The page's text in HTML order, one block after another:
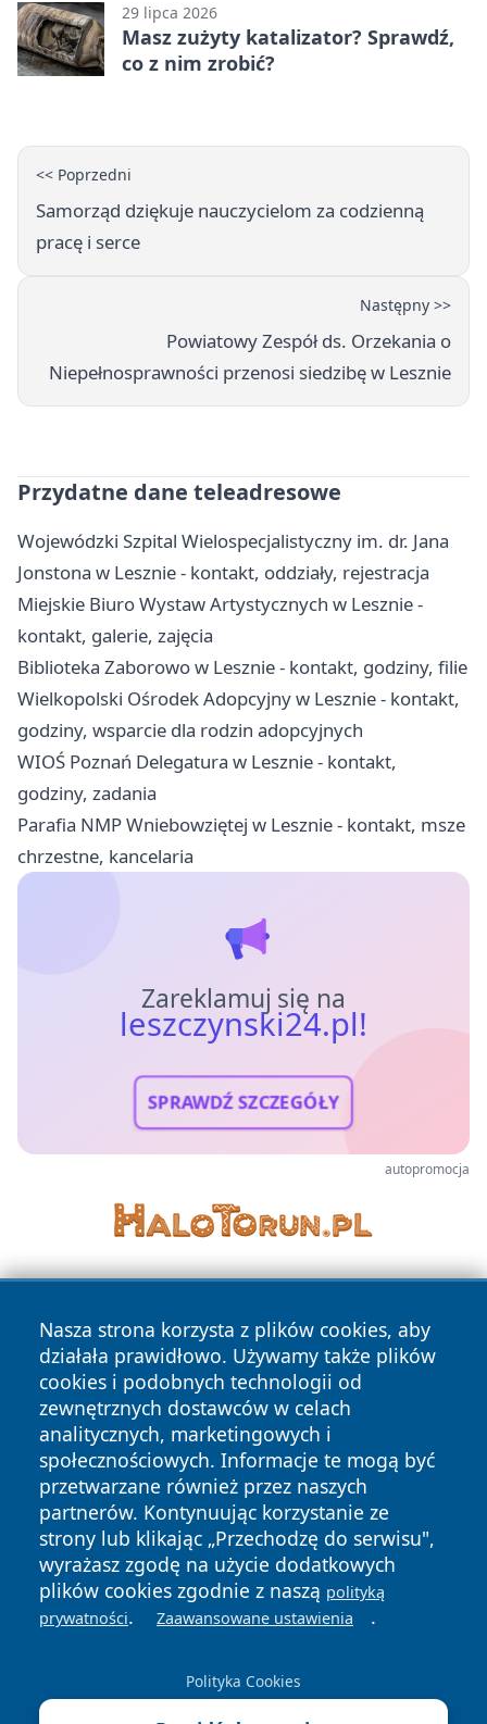
29 lipca 2026
Masz zużyty katalizator? Sprawdź,
co z nim zrobić?
<< Poprzedni
Samorząd dziękuje nauczycielom za codzienną
pracę i serce
Następny >>
Powiatowy Zespół ds. Orzekania o
Niepełnosprawności przenosi siedzibę w Lesznie
Przydatne dane teleadresowe
Wojewódzki Szpital Wielospecjalistyczny im. dr. Jana
Jonstona w Lesznie - kontakt, oddziały, rejestracja
Miejskie Biuro Wystaw Artystycznych w Lesznie -
kontakt, galerie, zajęcia
Biblioteka Zaborowo w Lesznie - kontakt, godziny, filie
Wielkopolski Ośrodek Adopcyjny w Lesznie - kontakt,
godziny, wsparcie dla rodzin adopcyjnych
WIOŚ Poznań Delegatura w Lesznie - kontakt,
godziny, zadania
Parafia NMP Wniebowziętej w Lesznie - kontakt, msze
chrzestne, kancelaria
Zareklamuj się na
leszczynski24.pl!
SPRAWDŹ SZCZEGÓŁY
autopromocja
Nasza strona korzysta z plików cookies, aby
działała prawidłowo. Używamy także plików
cookies i podobnych technologii od
zewnętrznych dostawców w celach
analitycznych, marketingowych i
społecznościowych. Informacje te mogą być
przetwarzane również przez naszych
partnerów. Kontynuując korzystanie ze
strony lub klikając „Przechodzę do serwisu",
wyrażasz zgodę na użycie dodatkowych
plików cookies zgodnie z naszą polityką
prywatności. Zaawansowane ustawienia .
Polityka Cookies
Copyright © 2026 leszczynski24.pl Wszystkie prawa
zastrzeżone.
News Autorzy
Polityka
Prywatności
Polityka
Cookies